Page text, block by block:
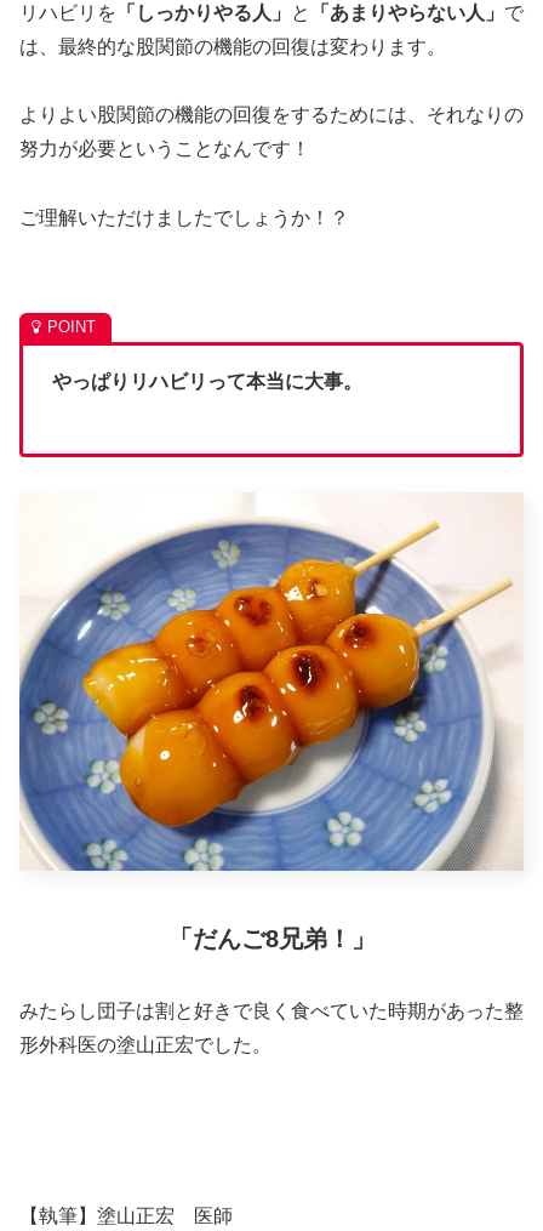
リハビリを 「しっかりやる人」 と 「あまりやらない人」 で
は、最終的な股関節の機能の回復は変わります。
よりよい股関節の機能の回復をするためには、それなりの
努力が必要ということなんです！
ご理解いただけましたでしょうか！？
やっぱりリハビリって本当に大事。
「だんご8兄弟！」
みたらし団子は割と好きで良く食べていた時期があった整
形外科医の塗山正宏でした。
【執筆】塗山正宏 医師